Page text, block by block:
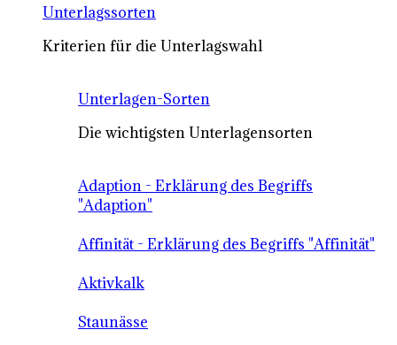
Unterlagssorten
Kriterien für die Unterlagswahl
Unterlagen-Sorten
Die wichtigsten Unterlagensorten
Adaption - Erklärung des Begriffs
"Adaption"
Affinität - Erklärung des Begriffs "Affinität"
Aktivkalk
Staunässe